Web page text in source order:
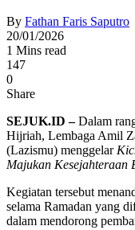
By Fathan Faris Saputro
20/01/2026
1 Mins read
147
0
Share
SEJUK.ID –Dalam
Hijriah, Lembaga Amil
(Lazismu) menggelar
Majukan Kesejahteraan
Kegiatan tersebut
selama Ramadan yang
dalam mendorong